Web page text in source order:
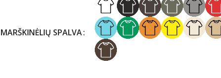
MARŠKINĖLIŲ SPALVA